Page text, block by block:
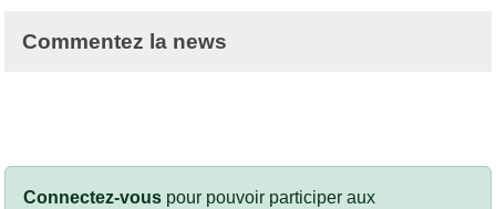
Commentez la news
Connectez-vous pour pouvoir participer aux